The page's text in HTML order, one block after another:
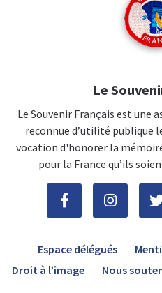
Le
Le Souvenir Français est une
reconnue d’utilité publique
vocation d'honorer la
pour la France qu’ils
Espace délégués
Droit à l’image
Nous